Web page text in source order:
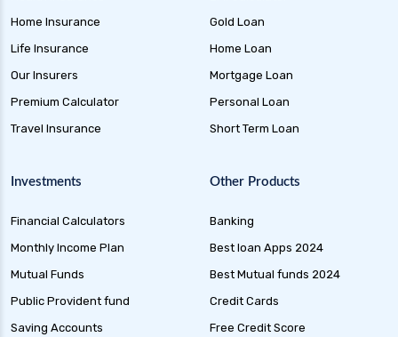
Home Insurance
Life Insurance
Our Insurers
Premium Calculator
Travel Insurance
Gold Loan
Home Loan
Mortgage Loan
Personal Loan
Short Term Loan
Investments
Financial Calculators
Monthly Income Plan
Mutual Funds
Public Provident fund
Saving Accounts
Other Products
Banking
Best loan Apps 2024
Best Mutual funds 2024
Credit Cards
Free Credit Score